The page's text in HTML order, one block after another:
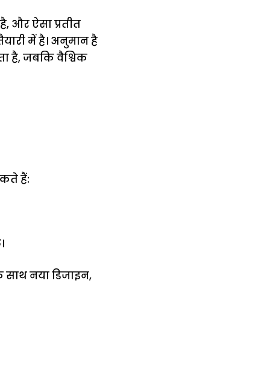
और ऐसा प्रतीत
में है। अनुमान है
है, जबकि वैश्विक
हैं:
नया डिजाइन,